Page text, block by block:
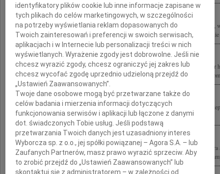
Z wielkim żalem przyjęliśmy wiadomość o tragicznej śmierci wybitnego architekta,
Konkursu Polski Cement w Architekturze prof. arch. Stefana Kuryłowicza Rodzinie
Z prawdziwym smutkiem przyjęliśmy wiadomość o tragicznej śmierci Profesora dr
Wszystkie wybitne projekty na długo zapadną nam w pamięć Rodzinie,
Wstrząśnięci wiadomością o tragicznej śmierci Stefana Kuryłowicza w poczuciu
Ewie Kuryłowicz wyrazy żalu i współczucia Jacek Kwieciński z rodziną
Z głębokim smutkiem i żalem przyjęliśmy wiadomość o tragicznej śmierci
wybitnego architekta i wspaniałego Człowieka Szczere wyrazy współczucia
identyfikatory plików cookie lub inne informacje zapisane w
tych plikach do celów marketingowych, w szczególności
na potrzeby wyświetlania reklam dopasowanych do
Twoich zainteresowań i preferencji w swoich serwisach,
aplikacjach i w Internecie lub personalizacji treści w nich
wyświetlanych. Wyrażenie zgody jest dobrowolne. Jeśli nie
chcesz wyrazić zgody, chcesz ograniczyć jej zakres lub
chcesz wycofać zgodę uprzednio udzieloną przejdź do
„Ustawień Zaawansowanych”.
Twoje dane osobowe mogą być przetwarzane także do
celów badania i mierzenia informacji dotyczących
funkcjonowania serwisów i aplikacji lub łączone z danymi
dot. świadczonych Tobie usług. Jeśli podstawą
przetwarzania Twoich danych jest uzasadniony interes
Wyborcza sp. z o.o., jej spółki powiązanej – Agora S.A. – lub
Zaufanych Partnerów, masz prawo wyrazić sprzeciw. Aby
to zrobić przejdź do „Ustawień Zaawansowanych” lub
skontaktuj się z administratorem – w zależności od